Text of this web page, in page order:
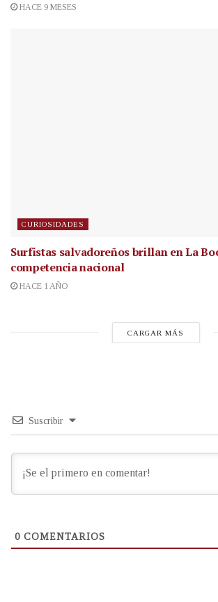
HACE 9 MESES
CURIOSIDADES
Surfistas salvadoreños brillan en La
competencia nacional
HACE 1 AÑO
CARGAR MÁS
Suscribir
0 COMENTARIOS